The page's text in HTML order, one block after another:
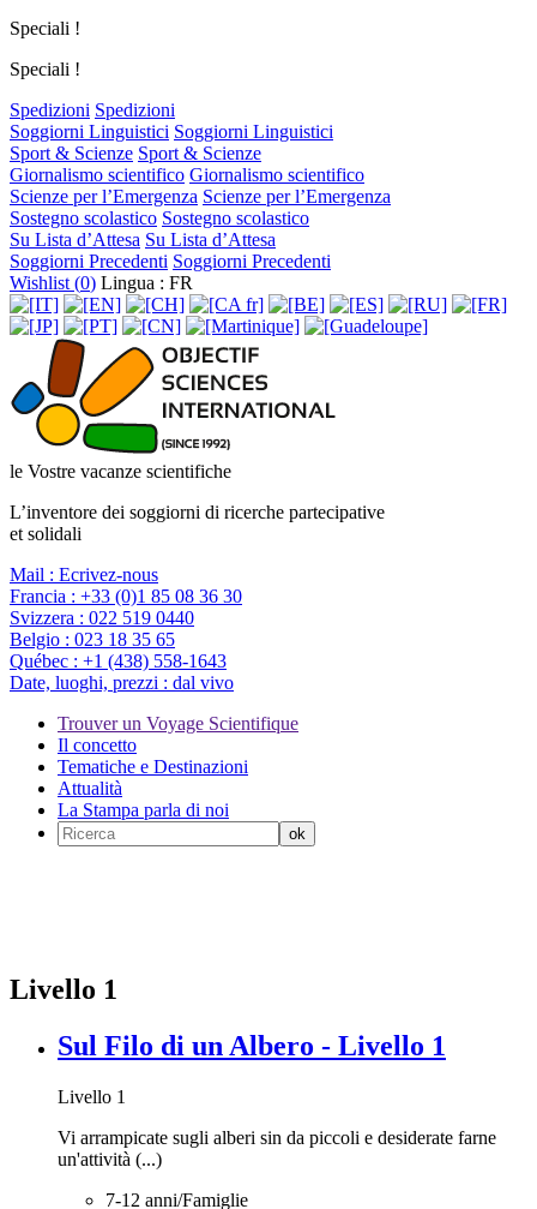
Speciali !
Speciali !
Spedizioni Spedizioni
Soggiorni Linguistici Soggiorni Linguistici
Sport & Scienze Sport & Scienze
Giornalismo scientifico Giornalismo scientifico
Scienze per l’Emergenza Scienze per l’Emergenza
Sostegno scolastico Sostegno scolastico
Su Lista d’Attesa Su Lista d’Attesa
Soggiorni Precedenti Soggiorni Precedenti
Wishlist (0) Lingua : FR
le Vostre vacanze scientifiche
L’inventore dei soggiorni di ricerche partecipative
et solidali
Mail : Ecrivez-nous
Francia : +33 (0)1 85 08 36 30
Svizzera : 022 519 0440
Belgio : 023 18 35 65
Québec : +1 (438) 558-1643
Date, luoghi, prezzi : dal vivo
Trouver un Voyage Scientifique
Il concetto
Tematiche e Destinazioni
Attualità
La Stampa parla di noi
Livello 1
Sul Filo di un Albero - Livello 1
Livello 1
Vi arrampicate sugli alberi sin da piccoli e desiderate farne
un'attività (...)
7-12 anni/Famiglie